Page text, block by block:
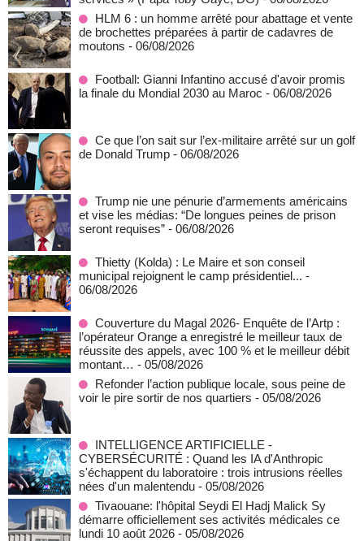
HLM 6 : un homme arrêté pour abattage et vente
de brochettes préparées à partir de cadavres de
moutons - 06/08/2026
Football: Gianni Infantino accusé d'avoir promis
la finale du Mondial 2030 au Maroc - 06/08/2026
Ce que l’on sait sur l’ex-militaire arrêté sur un golf
de Donald Trump - 06/08/2026
Trump nie une pénurie d’armements américains
et vise les médias: “De longues peines de prison
seront requises” - 06/08/2026
‎Thietty (Kolda) : Le Maire et son conseil
municipal rejoignent le camp présidentiel... -
06/08/2026
Couverture du Magal 2026- Enquête de l’Artp :
l’opérateur Orange a enregistré le meilleur taux de
réussite des appels, avec 100 % et le meilleur débit
montant… - 05/08/2026
Refonder l’action publique locale, sous peine de
voir le pire sortir de nos quartiers - 05/08/2026
INTELLIGENCE ARTIFICIELLE -
CYBERSÉCURITÉ : Quand les IA d'Anthropic
s'échappent du laboratoire : trois intrusions réelles
nées d'un malentendu - 05/08/2026
Tivaouane: l'hôpital Seydi El Hadj Malick Sy
démarre officiellement ses activités médicales ce
lundi 10 août 2026 - 05/08/2026